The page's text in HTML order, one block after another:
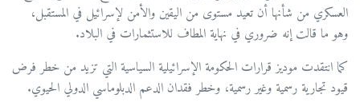
العسكري من شأنها أن تعيد مستوى من اليقين والأمن لإسرائيل في المستقبل،
وهو ما قالت إنه ضروري في نهاية المطاف للاستثمارات في البلاد.
كما انتقدت موديز قرارات الحكومة الإسرائيلية السياسية التي تزيد من خطر فرض
قيود تجارية رسمية وغير رسمية، وخطر فقدان الدعم الدبلوماسي الدولي الحيوي.